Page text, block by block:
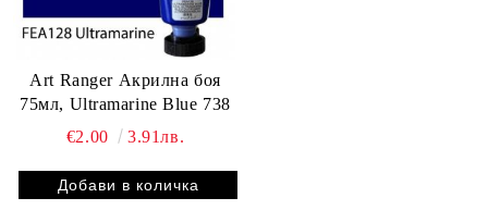
Art Ranger Акрилна боя
75мл, Ultramarine Blue 738
€2.00
3.91лв.